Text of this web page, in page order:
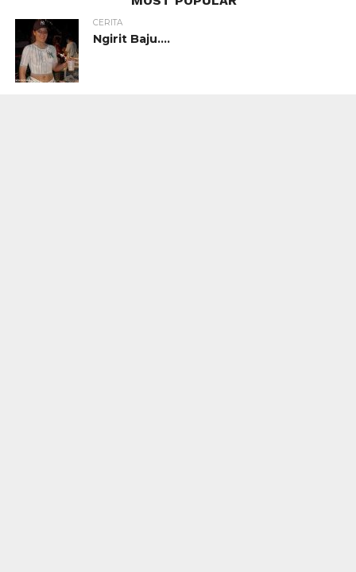
CERITA
Ngirit Baju….